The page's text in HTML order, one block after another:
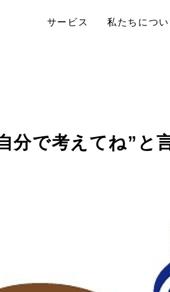
サービス 私たちについ
分で考えてね”と